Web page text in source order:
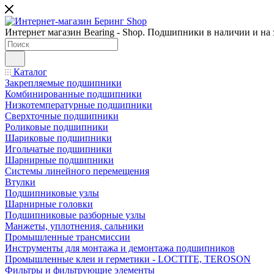
Интернет магазин Bearing - Shop. Подшипники в наличии и на
Каталог
Закрепляемые подшипники
Комбинированные подшипники
Низкотемпературные подшипники
Сверхточные подшипники
Роликовые подшипники
Шариковые подшипники
Игольчатые подшипники
Шарнирные подшипники
Системы линейного перемещения
Втулки
Подшипниковые узлы
Шарнирные головки
Подшипниковые разборные узлы
Манжеты, уплотнения, сальники
Промышленные трансмиссии
Инструменты для монтажа и демонтажа подшипников
Промышленные клеи и герметики - LOCTITE, TEROSON
Фильтры и фильтрующие элементы